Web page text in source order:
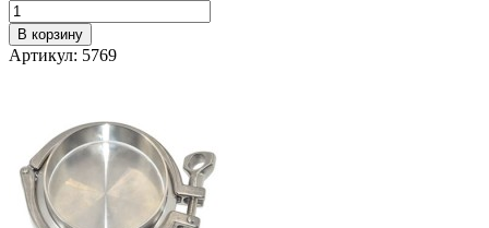
В корзину
Артикул: 5769